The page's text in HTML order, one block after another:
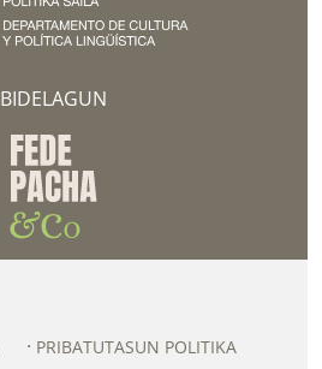
BIDELAGUN
PRIBATUTASUN POLITIKA